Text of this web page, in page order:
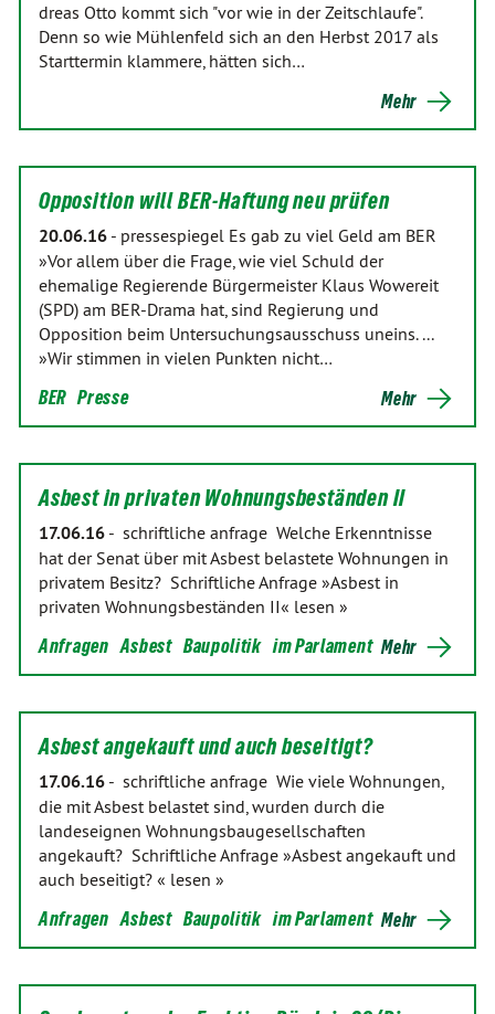
dreas Otto kommt sich "vor wie in der Zeitschlaufe".
Denn so wie Mühlenfeld sich an den Herbst 2017 als
Starttermin klammere, hätten sich…
Mehr
Opposition will BER-Haftung neu prüfen
20.06.16 - pressespiegel Es gab zu viel Geld am BER
»Vor allem über die Frage, wie viel Schuld der
ehemalige Regierende Bürgermeister Klaus Wowereit
(SPD) am BER-Drama hat, sind Regierung und
Opposition beim Untersuchungsausschuss uneins. ...
»Wir stimmen in vielen Punkten nicht…
BER Presse Mehr
Asbest in privaten Wohnungsbeständen II
17.06.16 - schriftliche anfrage Welche Erkenntnisse
hat der Senat über mit Asbest belastete Wohnungen in
privatem Besitz? Schriftliche Anfrage »Asbest in
privaten Wohnungsbeständen II« lesen »
Anfragen Asbest Baupolitik im Parlament Mehr
Asbest angekauft und auch beseitigt?
17.06.16 - schriftliche anfrage Wie viele Wohnungen,
die mit Asbest belastet sind, wurden durch die
landeseignen Wohnungsbaugesellschaften
angekauft? Schriftliche Anfrage »Asbest angekauft und
auch beseitigt? « lesen »
Anfragen Asbest Baupolitik im Parlament Mehr